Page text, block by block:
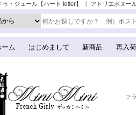
・ジュール【ハート letter】 ｜ アトリエボヌ
ーム はじめまして 新商品 再入荷
フ